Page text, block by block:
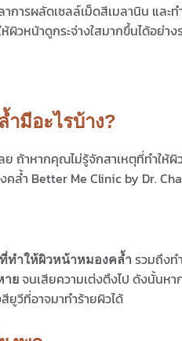
ลาการผลัดเซลล์เม็ดสีเมลานิน แ
วหน้าดูกระจ่างใสมากขึ้นได้อย่าง
มีอะไรบ้าง?
ลย ถ้าหากคุณไม่รู้จักสาเหตุที่ทำ
ำ Better Me Clinic by Dr.
ทำให้ผิวหน้าหมองคล้ำ รวมถึงท
าย จนเสียความเต่งตึงไป ดังนั้นห
วีที่อาจมาทำร้ายผิวได้